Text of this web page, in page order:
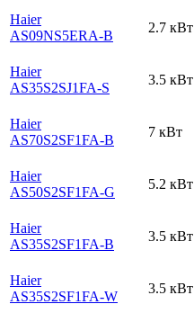
Haier
AS09NS5ERA-B
2.7 кВт
Haier
AS35S2SJ1FA-S
3.5 кВт
Haier
AS70S2SF1FA-B
7 кВт
Haier
AS50S2SF1FA-G
5.2 кВт
Haier
AS35S2SF1FA-B
3.5 кВт
Haier
AS35S2SF1FA-W
3.5 кВт